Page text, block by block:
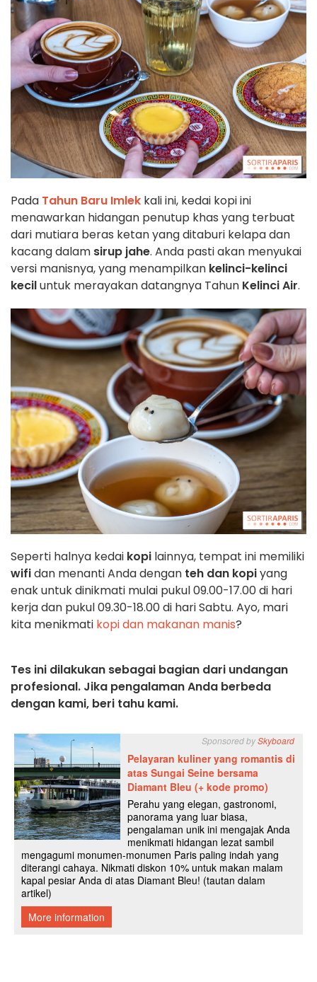
Pada Tahun Baru Imlek kali ini, kedai kopi ini
menawarkan hidangan penutup khas yang terbuat
dari mutiara beras ketan yang ditaburi kelapa dan
kacang dalam sirup jahe. Anda pasti akan menyukai
versi manisnya, yang menampilkan kelinci-kelinci
keciluntuk merayakan datangnya Tahun Kelinci Air.
Seperti halnya kedai kopi lainnya, tempat ini memiliki
wifidan menanti Anda dengan teh dan kopiyang
enak untuk dinikmati mulai pukul 09.00-17.00 di hari
kerja dan pukul 09.30-18.00 di hari Sabtu. Ayo, mari
kita menikmati kopi dan makanan manis?
Tes ini dilakukan sebagai bagian dari undangan
profesional. Jika pengalaman Anda berbeda
dengan kami, beri tahu kami.